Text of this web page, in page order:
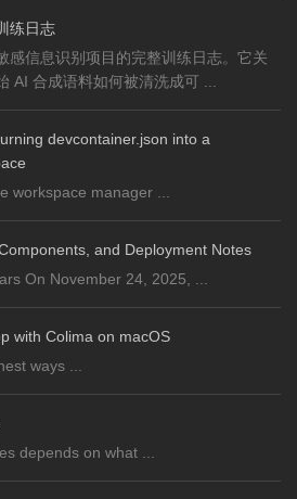
练日志
感信息识别项目的完整训练日志。它关
AI 合成语料如何被清洗成可 ...
devcontainer.json into a
workspace manager ...
and Deployment Notes
On November 24, 2025, ...
with Colima on macOS
ways ...
depends on what ...